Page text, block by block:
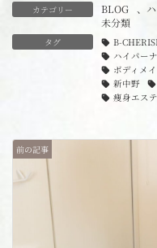
カテゴリー BLOG 、
未分類
タグ B-
ハイパー
ボディメ
新中野
痩身エステ
前の記事